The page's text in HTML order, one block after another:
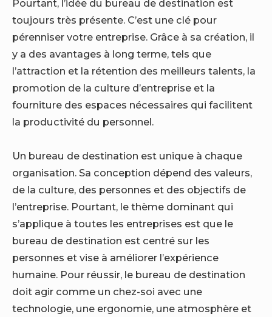
Pourtant, l’idée du bureau de destination est
toujours très présente. C’est une clé pour
pérenniser votre entreprise. Grâce à sa création, il
y a des avantages à long terme, tels que
l’attraction et la rétention des meilleurs talents, la
promotion de la culture d’entreprise et la
fourniture des espaces nécessaires qui facilitent
la productivité du personnel.
Un bureau de destination est unique à chaque
organisation. Sa conception dépend des valeurs,
de la culture, des personnes et des objectifs de
l’entreprise. Pourtant, le thème dominant qui
s’applique à toutes les entreprises est que le
bureau de destination est centré sur les
personnes et vise à améliorer l’expérience
humaine. Pour réussir, le bureau de destination
doit agir comme un chez-soi avec une
technologie, une ergonomie, une atmosphère et